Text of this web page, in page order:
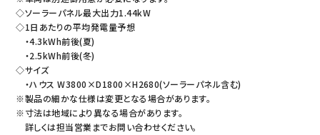
◇ソーラーパネル最大出力1.44kW
◇1日あたりの平均発電量予想
・4.3kWh前後(夏)
・2.5kWh前後(冬)
◇サイズ
・ハウス W3800×D1800×H2680(ソーラーパネル含む)
※製品の細かな仕様は変更となる場合があります。
※寸法は地域により異なる場合があります。
詳しくは担当営業までお問い合わせください。